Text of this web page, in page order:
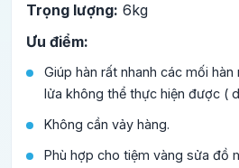
Trọng lượng : 6kg
Ưu điểm:
Giúp hàn rất nhanh các mối
lửa không thể thực hiện được (
Không cần vảy hàng.
Phù hợp cho tiệm vàng sửa đồ